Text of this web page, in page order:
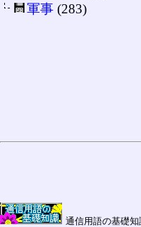
軍事 (283)
通信用語の基礎知